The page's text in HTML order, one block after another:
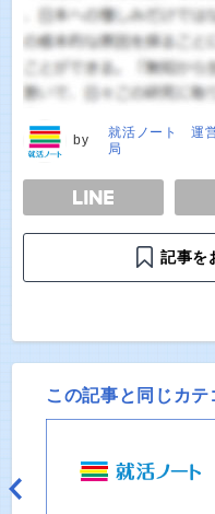
by
就活ノート 運
局
TWEET
記事を
この記事と同じカテ